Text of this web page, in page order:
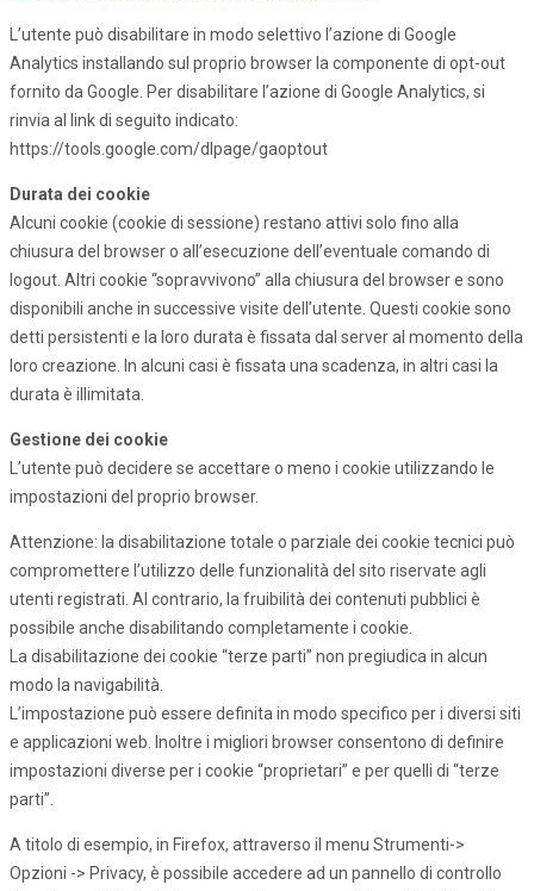
L’utente può disabilitare in modo selettivo l’azione di Google
Analytics installando sul proprio browser la componente di opt-out
fornito da Google. Per disabilitare l’azione di Google Analytics, si
rinvia al link di seguito indicato:
https://tools.google.com/dlpage/gaoptout
Durata dei cookie
Alcuni cookie (cookie di sessione) restano attivi solo fino alla
chiusura del browser o all’esecuzione dell’eventuale comando di
logout. Altri cookie “sopravvivono” alla chiusura del browser e sono
disponibili anche in successive visite dell’utente. Questi cookie sono
detti persistenti e la loro durata è fissata dal server al momento della
loro creazione. In alcuni casi è fissata una scadenza, in altri casi la
durata è illimitata.
Gestione dei cookie
L’utente può decidere se accettare o meno i cookie utilizzando le
impostazioni del proprio browser.
Attenzione: la disabilitazione totale o parziale dei cookie tecnici può
compromettere l’utilizzo delle funzionalità del sito riservate agli
utenti registrati. Al contrario, la fruibilità dei contenuti pubblici è
possibile anche disabilitando completamente i cookie.
La disabilitazione dei cookie “terze parti” non pregiudica in alcun
modo la navigabilità.
L’impostazione può essere definita in modo specifico per i diversi siti
e applicazioni web. Inoltre i migliori browser consentono di definire
impostazioni diverse per i cookie “proprietari” e per quelli di “terze
parti”.
A titolo di esempio, in Firefox, attraverso il menu Strumenti->
Opzioni -> Privacy, è possibile accedere ad un pannello di controllo